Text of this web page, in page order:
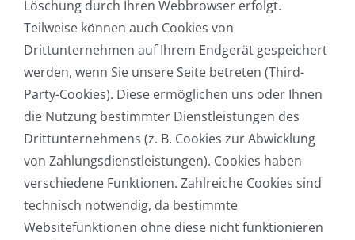
Löschung durch Ihren Webbrowser erfolgt.
Teilweise können auch Cookies von
Drittunternehmen auf Ihrem Endgerät gespeichert
werden, wenn Sie unsere Seite betreten (Third-
Party-Cookies). Diese ermöglichen uns oder Ihnen
die Nutzung bestimmter Dienstleistungen des
Drittunternehmens (z. B. Cookies zur Abwicklung
von Zahlungsdienstleistungen). Cookies haben
verschiedene Funktionen. Zahlreiche Cookies sind
technisch notwendig, da bestimmte
Websitefunktionen ohne diese nicht funktionieren